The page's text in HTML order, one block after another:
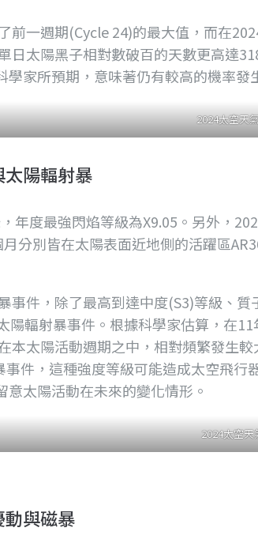
前一週期(Cycle 24)的最大值，而在
日太陽黑子相對數破百的天數更高達
家所預期，意味著仍有較高的機率發
2024太空天
陽輻射暴
年度最強閃焰等級為X9.05。另外，
分別皆在太陽表面近地側的活躍區
事件，除了最高到達中度(S3)等級、
陽輻射暴事件。根據科學家估算，在
本太陽活動週期之中，相對頻繁發生
件，這種強度等級可能造成太空飛
太陽活動在未來的變化情形。
2024太空
與磁暴